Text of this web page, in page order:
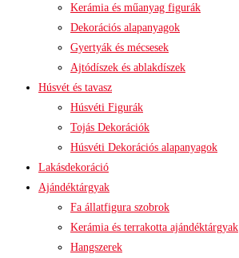
Kerámia és műanyag figurák
Dekorációs alapanyagok
Gyertyák és mécsesek
Ajtódíszek és ablakdíszek
Húsvét és tavasz
Húsvéti Figurák
Tojás Dekorációk
Húsvéti Dekorációs alapanyagok
Lakásdekoráció
Ajándéktárgyak
Fa állatfigura szobrok
Kerámia és terrakotta ajándéktárgyak
Hangszerek